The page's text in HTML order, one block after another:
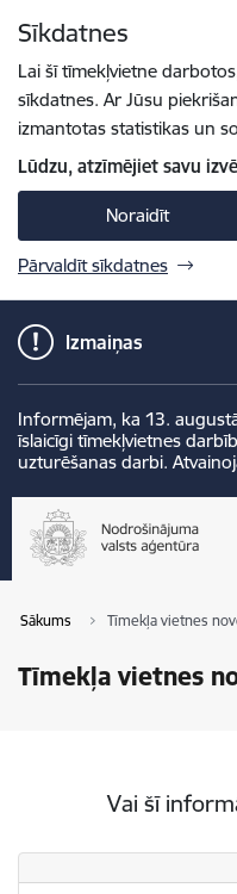
Sīkdatnes
Lai šī tīmekļvietne
sīkdatnes. Ar Jūsu
izmantotas statistikas un
Lūdzu, atzīmējiet savu
Noraidīt
Pārvaldīt sīkdatnes
Izmaiņas
Informējam, ka 13.
īslaicīgi tīmekļvietnes
uzturēšanas darbi.
Sākums Tīmekļa vietnes
Tīmekļa vietnes
Vai šī
Vai šī informācija bija